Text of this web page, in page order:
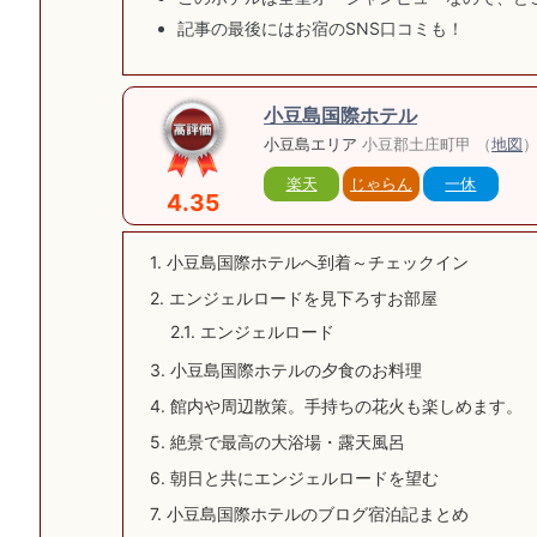
記事の最後にはお宿のSNS口コミも！
4.35
小豆島国際ホテル
小豆島エリア小豆郡土庄町甲 （地図
楽天 じゃらん 一休
1. 小豆島国際ホテルへ到着～チェックイン
2. エンジェルロードを見下ろすお部屋
2.1. エンジェルロード
3. 小豆島国際ホテルの夕食のお料理
4. 館内や周辺散策。手持ちの花火も楽しめます。
5. 絶景で最高の大浴場・露天風呂
6. 朝日と共にエンジェルロードを望む
7. 小豆島国際ホテルのブログ宿泊記まとめ